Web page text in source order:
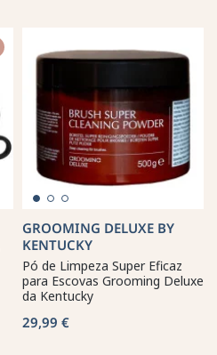
GROOMING DELUXE BY
KENTUCKY
Pó de Limpeza Super Eficaz
para Escovas Grooming Deluxe
da Kentucky
29,99 €